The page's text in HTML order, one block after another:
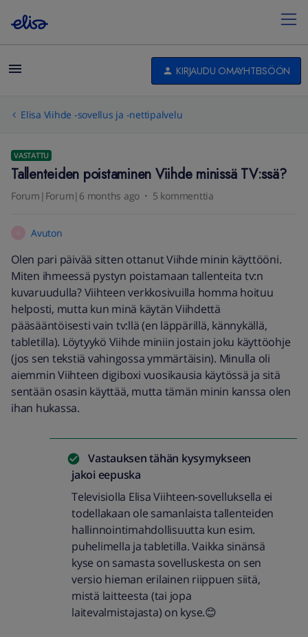
KIRJAUDU OMAYHTEISÖÖN
Elisa Viihde -sovellus ja -nettipalvelu
VASTATTU
Tallenteiden poistaminen Viihde minissä TV:ssä?
Forum|Forum|6 months ago 5 kommenttia
Avuton
Olen pari päivää sitten ottanut Viihde minin käyttööni.
Miten ihmeessä pystyn poistamaan tallenteita tv:n
kuvaruudulla? Viihteen verkkosivuilla homma hoituu
helposti, mutta kun minä käytän Viihdettä
pääsääntöisesti vain tv:llä (en läppärillä, kännykällä,
tabletilla). Löytyykö Viihde miniin jostain joku käyttöohje
(jos sen tekstiä vahingossa ymmärtäisin). Minulla oli
aiemmin Viihteen digiboxi vuosikausia käytössä ja sitä
sentään osasin käyttää, mutta tämän minin kanssa olen
ihan hukassa.
Vastauksen tähän kysymykseen
jakoi eepuska
Televisiolla Elisa Viihteen-sovelluksella ei
todellakaan ole samanlaista tallenteiden
hallinnointimahdollisuutta kun esim.
puhelimella ja tabletilla. Vaikka sinänsä
kyse on samasta sovelluskesta on sen
versio hieman erilainen riippuen siitä,
mistä laitteesta (tai jopa
laitevalmistajasta) on kyse.😊